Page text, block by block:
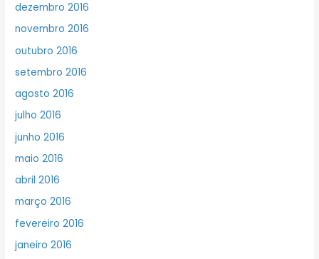
dezembro 2016
novembro 2016
outubro 2016
setembro 2016
agosto 2016
julho 2016
junho 2016
maio 2016
abril 2016
março 2016
fevereiro 2016
janeiro 2016